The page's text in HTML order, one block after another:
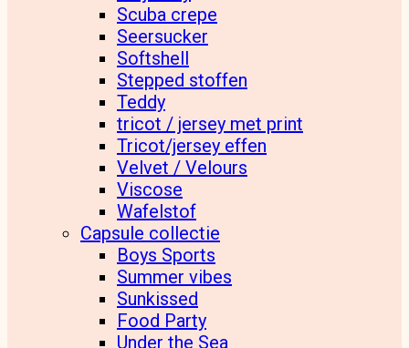
Scuba crepe
Seersucker
Softshell
Stepped stoffen
Teddy
tricot / jersey met print
Tricot/jersey effen
Velvet / Velours
Viscose
Wafelstof
Capsule collectie
Boys Sports
Summer vibes
Sunkissed
Food Party
Under the Sea